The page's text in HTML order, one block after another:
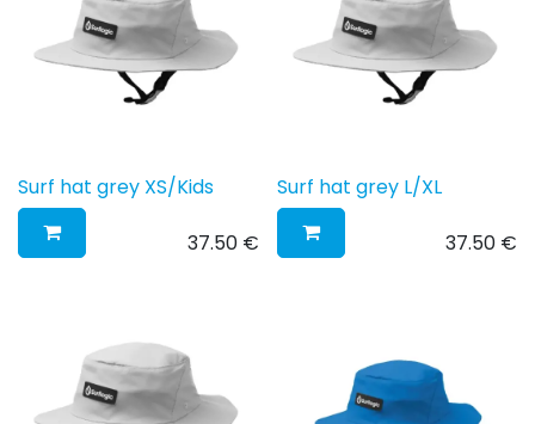
Surf hat grey XS/Kids
37.50€
Surf hat grey L/XL
37.50 €